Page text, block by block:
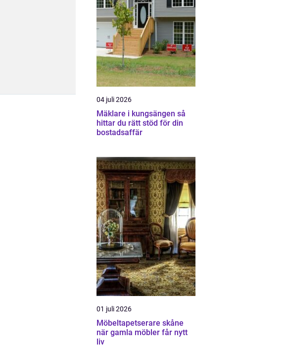
04 juli 2026
Mäklare i kungsängen så
hittar du rätt stöd för din
bostadsaffär
01 juli 2026
Möbeltapetserare skåne
när gamla möbler får nytt
liv